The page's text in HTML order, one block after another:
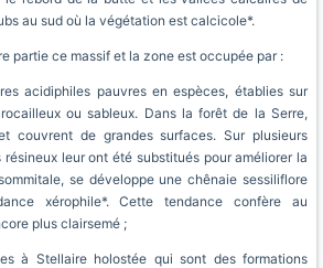
au sud où la végétation est calcicole*.
partie ce massif et la zone est occupée par :
acidiphiles pauvres en espèces, établies sur
ou sableux. Dans la forêt de la Serre,
couvrent de grandes surfaces. Sur plusieurs
leur ont été substitués pour améliorer la
se développe une chênaie sessiliflore
xérophile*. Cette tendance confère au
plus clairsemé ;
à Stellaire holostée qui sont des formations